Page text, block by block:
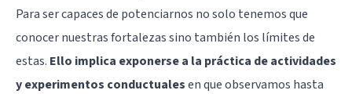
Para ser capaces de potenciarnos no solo tenemos que
conocer nuestras fortalezas sino también los límites de
estas. Ello implica exponerse a la práctica de actividades
y experimentos conductualesen que observamos hasta